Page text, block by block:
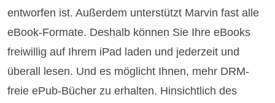
entworfen ist. Außerdem unterstützt Marvin fast alle
eBook-Formate. Deshalb können Sie Ihre eBooks
freiwillig auf Ihrem iPad laden und jederzeit und
überall lesen. Und es möglicht Ihnen, mehr DRM-
freie ePub-Bücher zu erhalten. Hinsichtlich des